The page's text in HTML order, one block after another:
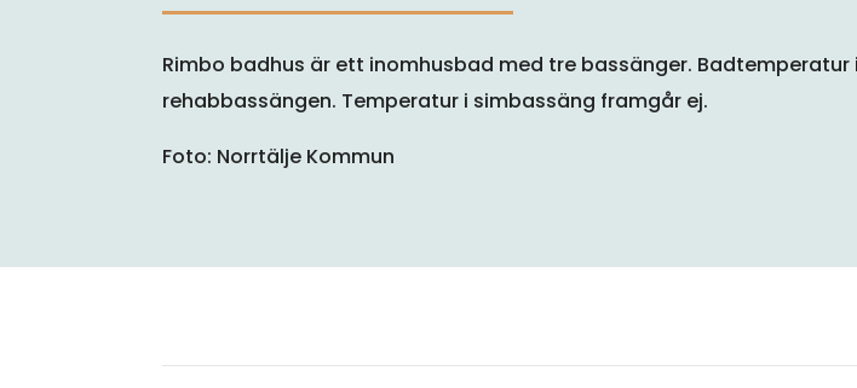
Rimbo badhus är ett inomhusbad med tre bassänger.
rehabbassängen. Temperatur i simbassäng framgår ej.
Foto: Norrtälje Kommun